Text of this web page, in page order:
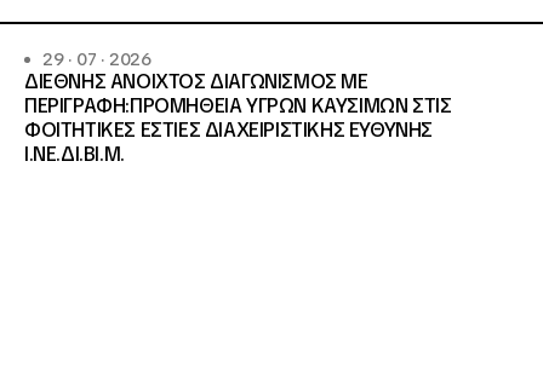
29 · 07 · 2026
ΔΙΕΘΝΗΣ ΑΝΟΙΧΤΟΣ ΔΙΑΓΩΝΙΣΜΟΣ ΜΕ
ΠΕΡΙΓΡΑΦΗ:ΠΡΟΜΗΘΕΙΑ ΥΓΡΩΝ ΚΑΥΣΙΜΩΝ ΣΤΙΣ
ΦΟΙΤΗΤΙΚΕΣ ΕΣΤΙΕΣ ΔΙΑΧΕΙΡΙΣΤΙΚΗΣ ΕΥΘΥΝΗΣ
Ι.ΝΕ.ΔΙ.ΒΙ.Μ.